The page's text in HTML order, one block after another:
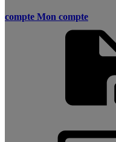
compte Mon compte